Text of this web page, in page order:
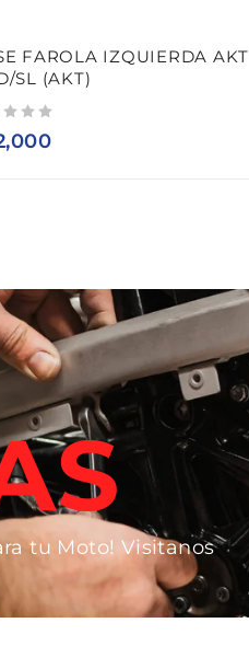
FAROLA IZQUIERDA AKT
SL (AKT)
tu Moto! Visitanos